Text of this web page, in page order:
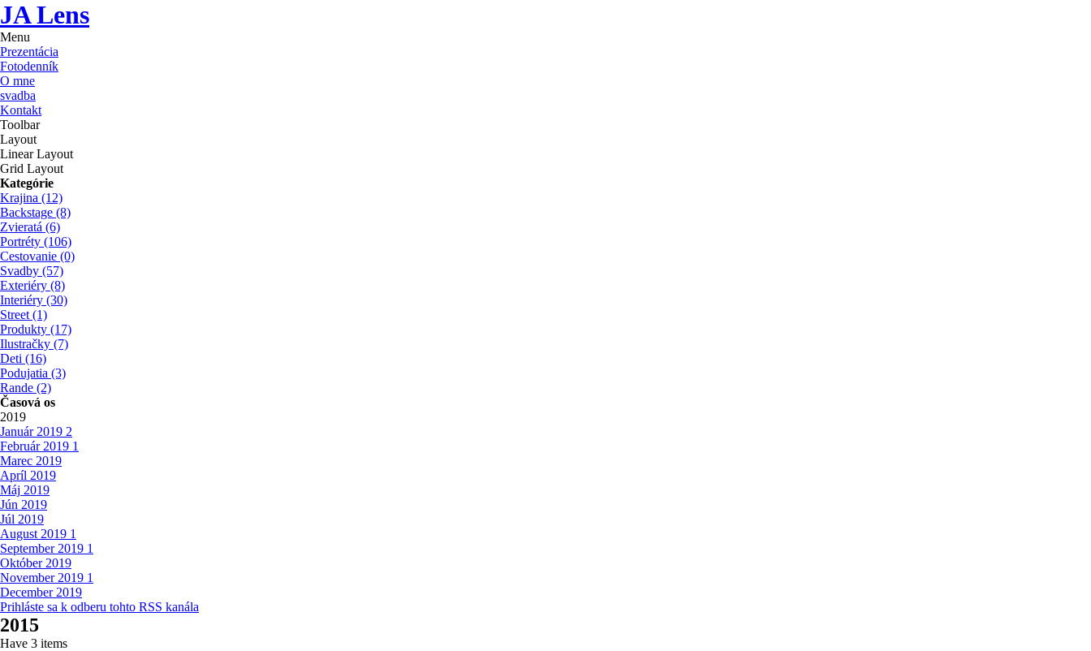
JA Lens
Menu
Prezentácia
Fotodenník
O mne
svadba
Kontakt
Toolbar
Layout
Linear Layout
Grid Layout
Kategórie
Krajina (12)
Backstage (8)
Zvieratá (6)
Portréty (106)
Cestovanie (0)
Svadby (57)
Exteriéry (8)
Interiéry (30)
Street (1)
Produkty (17)
Ilustračky (7)
Deti (16)
Podujatia (3)
Rande (2)
Časová os
2019
Január2019 2
Február2019 1
Marec 2019
Apríl 2019
Máj 2019
Jún 2019
Júl 2019
August 2019 1
September2019 1
Október2019
November2019 1
December2019
Prihláste sa k odberu tohto RSS kanála
2015
Have 3 items